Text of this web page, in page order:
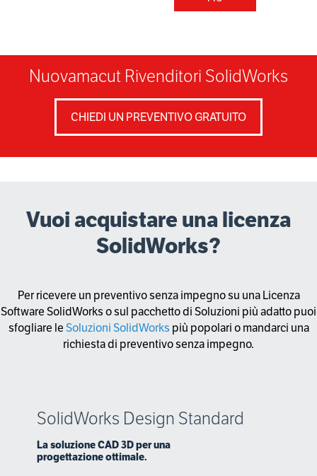
Nuovamacut Rivenditori SolidWorks
CHIEDI UN PREVENTIVO GRATUITO
Vuoi acquistare una licenza
SolidWorks?
Per ricevere un preventivo senza impegno su una Licenza
Software SolidWorks o sul pacchetto di Soluzioni più adatto puoi
sfogliare leSoluzioni SolidWorks più popolari o mandarci una
richiesta di preventivo senza impegno.
SolidWorks Design Standard
La soluzione CAD 3D per una
progettazione ottimale.